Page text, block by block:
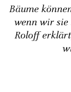
Bäume
wenn wir sie
Roloff